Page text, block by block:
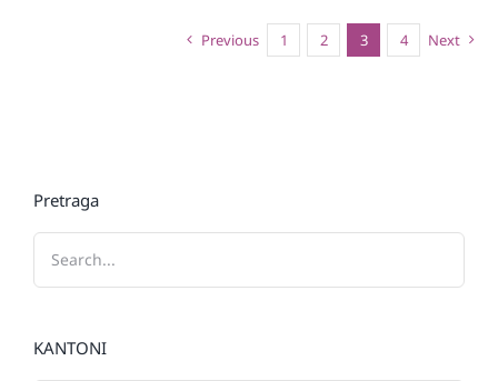
Previous 1 2 3 4 Next
Pretraga
KANTONI